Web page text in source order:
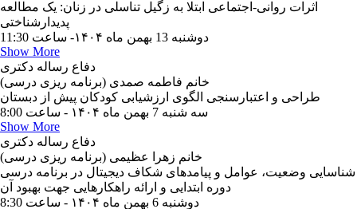
اثرات روانی-اجتماعی ابتلا به زگیل تناسلی در زنان: یک مطالعه
پدیدارشناختی
دوشنبه 13 بهمن ماه ۱۴۰۴- ساعت 11:30
Show More
دفاع رساله دکتری
خانم فاطمه صمدی (برنامه ریزی درسی)
طراحی و اعتبارسنجی الگوی ارزشیابی کودکان پیش از دبستان
سه شنبه 7 بهمن ماه ۱۴۰۴ - ساعت 8:00
Show More
دفاع رساله دکتری
خانم زهرا عظیمی (برنامه ریزی درسی)
شناسایی وضعیت، عوامل و پیامدهای شکاف دیجیتال در برنامه درسی
دوره ابتدایی و ارائه راهکارهایی جهت بهبود آن